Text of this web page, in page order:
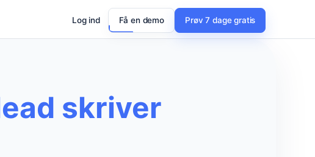
Log ind Få en demo Prøv 7 dage gratis
skriver